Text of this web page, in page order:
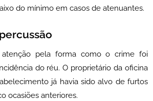
do mínimo em casos de atenuantes.
pela forma como o crime foi
do réu. O proprietário da oficina
já havia sido alvo de furtos
ocasiões anteriores.